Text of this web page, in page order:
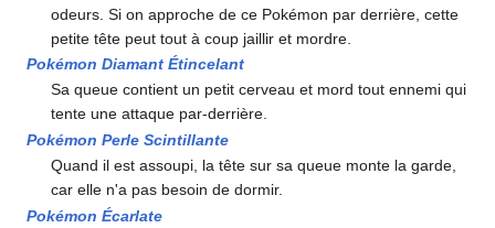
odeurs. Si on approche de ce Pokémon par derrière, cette
petite tête peut tout à coup jaillir et mordre.
Pokémon Diamant Étincelant
Sa queue contient un petit cerveau et mord tout ennemi qui
tente une attaque par-derrière.
Pokémon Perle Scintillante
Quand il est assoupi, la tête sur sa queue monte la garde,
car elle n'a pas besoin de dormir.
Pokémon Écarlate